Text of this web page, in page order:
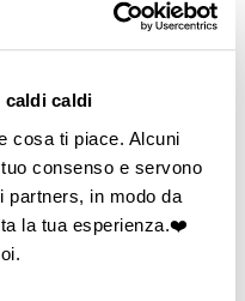
caldi caldi
cosa ti piace. Alcuni
consenso e servono
partners, in modo da
la tua esperienza.❤️